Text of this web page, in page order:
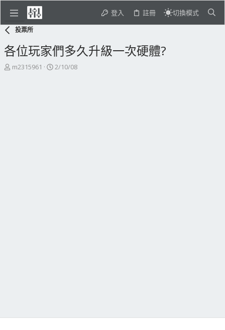
登入 註冊 切換模式
投票所
各位玩家們多久升級一次硬體?
主
m2315961
開
2/10/08